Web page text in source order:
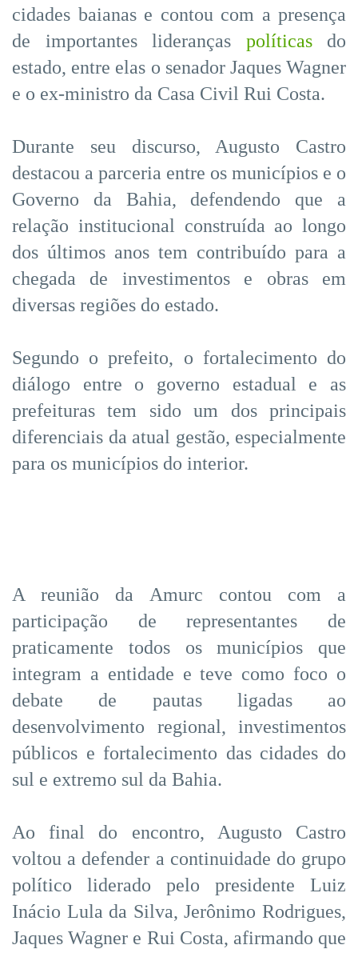
cidades baianas e contou com a presença
de importantes lideranças políticasdo
estado, entre elas o senador Jaques Wagner
e o ex-ministro da Casa Civil Rui Costa.
Durante seu discurso, Augusto Castro
destacou a parceria entre os municípios e o
Governo da Bahia, defendendo que a
relação institucional construída ao longo
dos últimos anos tem contribuído para a
chegada de investimentos e obras em
diversas regiões do estado.
Segundo o prefeito, o fortalecimento do
diálogo entre o governo estadual e as
prefeituras tem sido um dos principais
diferenciais da atual gestão, especialmente
para os municípios do interior.
A reunião da Amurc contou com a
participação de representantes de
praticamente todos os municípios que
integram a entidade e teve como foco o
debate de pautas ligadas ao
desenvolvimento regional, investimentos
públicos e fortalecimento das cidades do
sul e extremo sul da Bahia.
Ao final do encontro, Augusto Castro
voltou a defender a continuidade do grupo
político liderado pelo presidente Luiz
Inácio Lula da Silva, Jerônimo Rodrigues,
Jaques Wagner e Rui Costa, afirmando que